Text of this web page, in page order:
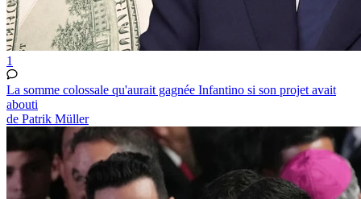
1
La somme colossale qu'aurait gagnée Infantino si son projet avait
abouti
de Patrik Müller